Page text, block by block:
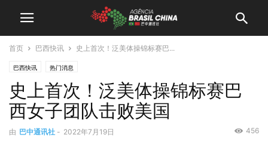
首页 巴西快讯 史上首次！泛美体操锦标赛巴...
巴西快讯 热门消息
史上首次！泛美体操锦标赛巴
西女子团队击败美国
由 巴中通讯社 - 2022年7月19日 456